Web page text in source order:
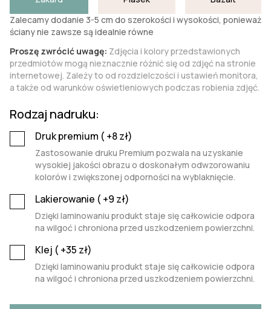
Zalecamy dodanie 3-5 cm do szerokości i wysokości, ponieważ
ściany nie zawsze są idealnie równe
Proszę zwrócić uwagę: Zdjęcia i kolory przedstawionych
przedmiotów mogą nieznacznie różnić się od zdjęć na stronie
internetowej. Zależy to od rozdzielczości i ustawień monitora,
a także od warunków oświetleniowych podczas robienia zdjęć.
Rodzaj nadruku:
Druk premium ( +8zł)
Zastosowanie druku Premium pozwala na uzyskanie
wysokiej jakości obrazu o doskonałym odwzorowaniu
kolorów i zwiększonej odporności na wyblaknięcie.
Lakierowanie ( +9 zł)
Dzięki laminowaniu produkt staje się całkowicie odpora
na wilgoć i chroniona przed uszkodzeniem powierzchni.
Klej ( +35 zł)
Dzięki laminowaniu produkt staje się całkowicie odpora
na wilgoć i chroniona przed uszkodzeniem powierzchni.